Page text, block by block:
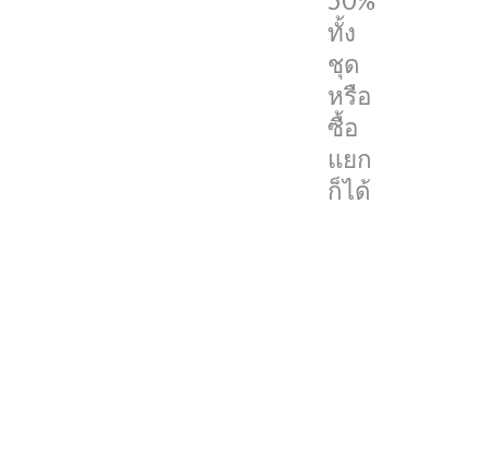
ทั้ง
ชุด
หรือ
ซื้อ
แยก
ก็ได้
ภาพ
ทาง
เลือก
สำหรับ
ใช้
ทดแทน
Adobe